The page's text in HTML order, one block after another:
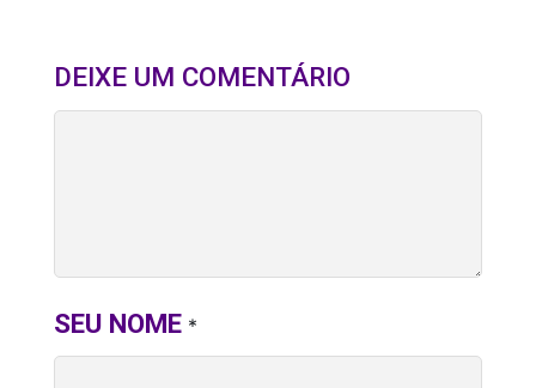
DEIXE UM COMENTÁRIO
SEU NOME *